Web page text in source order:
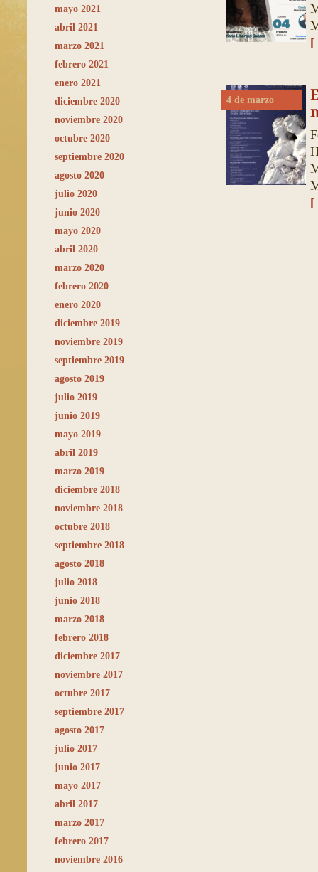
mayo 2021
abril 2021
marzo 2021
febrero 2021
enero 2021
diciembre 2020
noviembre 2020
octubre 2020
septiembre 2020
agosto 2020
julio 2020
junio 2020
mayo 2020
abril 2020
marzo 2020
febrero 2020
enero 2020
diciembre 2019
noviembre 2019
septiembre 2019
agosto 2019
julio 2019
junio 2019
mayo 2019
abril 2019
marzo 2019
diciembre 2018
noviembre 2018
octubre 2018
septiembre 2018
agosto 2018
julio 2018
junio 2018
marzo 2018
febrero 2018
diciembre 2017
noviembre 2017
octubre 2017
septiembre 2017
agosto 2017
julio 2017
junio 2017
mayo 2017
abril 2017
marzo 2017
febrero 2017
noviembre 2016
[
4 de marzo
[